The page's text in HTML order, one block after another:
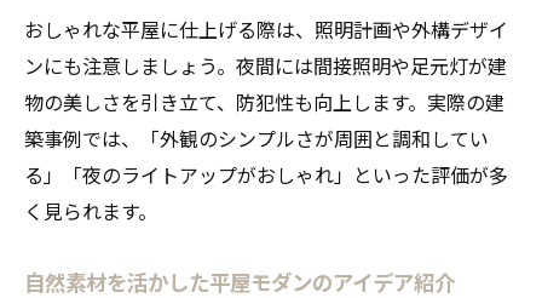
おしゃれな平屋に仕上げる際は、照明計画や外構デザイ
ンにも注意しましょう。夜間には間接照明や足元灯が建
物の美しさを引き立て、防犯性も向上します。実際の建
築事例では、「外観のシンプルさが周囲と調和してい
る」「夜のライトアップがおしゃれ」といった評価が多
く見られます。
自然素材を活かした平屋モダンのアイデア紹介